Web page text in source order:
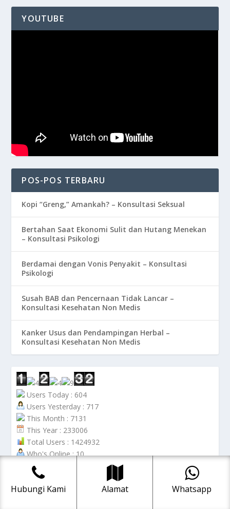
YOUTUBE
POS-POS TERBARU
Kopi “Greng,” Amankah? – Konsultasi Seksual
Bertahan Saat Ekonomi Sulit dan Hutang Menekan
– Konsultasi Psikologi
Berdamai dengan Vonis Penyakit – Konsultasi
Psikologi
Susah BAB dan Pencernaan Tidak Lancar –
Konsultasi Kesehatan Non Medis
Kanker Usus dan Pendampingan Herbal –
Konsultasi Kesehatan Non Medis
Users Today : 604
Users Yesterday : 717
This Month : 7131
This Year : 233006
Total Users : 1424932
Who's Online : 10
Hubungi Kami Alamat Whatsapp